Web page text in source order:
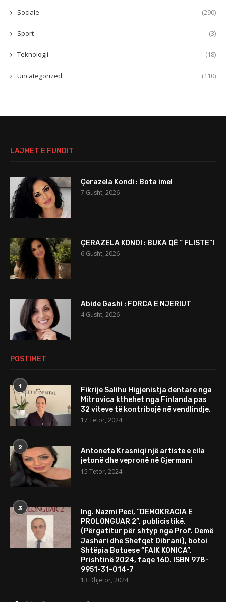
Sociale (290)
Sport (3)
Teknologji (18)
Uncategorized (110)
LAJMET E FUNDIT
Çerazela Kondi : Bota ime!
7 Gusht, 2026
ÇERAZELA KONDI : BUKA QË ” FLISTE”!
6 Gusht, 2026
Abide Gashi : FORCA E NJERIUT
4 Gusht, 2026
POSTIMET
1
Fikrije Salihu Higjenistja dentare nga
Mitrovica kthehet nga Finlanda pas
32 viteve të kontribojë në vendlindje.
17 Tetor, 2024
2
Antoneta Krasniqi një artiste e cila
jetonë dhe vepronë në Gjermani
15 Tetor, 2024
3
Ing. Nazmi Peci, “DEMOKRACIA E
PROLONGUAR 2”, publicistikë,
(Përgatitur për shtyp nga Prof. Demë
Jashari dhe Shefqet Dibrani), botoi
Shtëpia Botuese “FAIK KONICA”,
Prishtinë 2024, faqe 160. ISBN 978-
9951-31-014-7
13 Dhjetor, 2024